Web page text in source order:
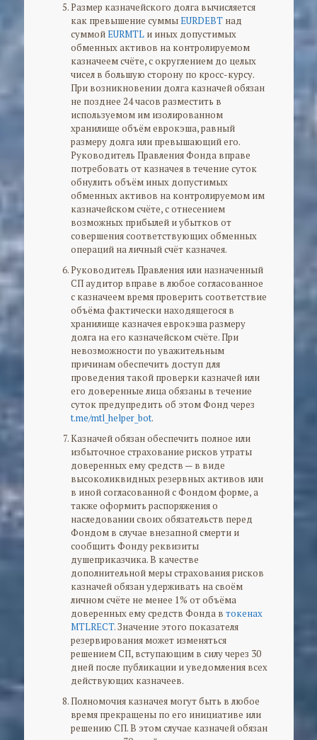
Размер казначейского долга вычисляется
как превышение суммыEURDEBTнад
суммойEURMTLи иных допустимых
обменных активов на контролируемом
казначеем счёте, с округлением до целых
чисел в большую сторону по кросс-курсу.
При возникновении долга казначей обязан
не позднее 24 часов разместить в
используемом им изолированном
хранилище объём еврокэша, равный
размеру долга или превышающий его.
Руководитель Правления Фонда вправе
потребовать от казначея в течение суток
обнулить объём иных допустимых
обменных активов на контролируемом им
казначейском счёте, с отнесением
возможных прибылей и убытков от
совершения соответствующих обменных
операций на личный счёт казначея.
Руководитель Правления или назначенный
СП аудитор вправе в любое согласованное
с казначеем время проверить соответствие
объёма фактически находящегося в
хранилище казначея еврокэша размеру
долга на его казначейском счёте. При
невозможности по уважительным
причинам обеспечить доступ для
проведения такой проверки казначей или
его доверенные лица обязаны в течение
суток предупредить об этом Фонд через
t.me/mtl_helper_bot.
Казначей обязан обеспечить полное или
избыточное страхование рисков утраты
доверенных ему средств — в виде
высоколиквидных резервных активов или
в иной согласованной с Фондом форме, а
также оформить распоряжения о
наследовании своих обязательств перед
Фондом в случае внезапной смерти и
сообщить Фонду реквизиты
душеприказчика. В качестве
дополнительной меры страхования рисков
казначей обязан удерживать на своём
личном счёте не менее 1% от объёма
доверенных ему средств Фонда в токенах
MTLRECT. Значение этого показателя
резервирования может изменяться
решением СП, вступающим в силу через 30
дней после публикации и уведомления всех
действующих казначеев.
Полномочия казначея могут быть в любое
время прекращены по его инициативе или
решению СП. В этом случае казначей обязан